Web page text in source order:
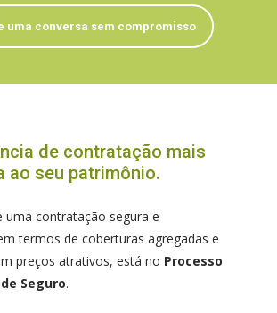
uma conversa sem compromisso
de contratação mais
ao seu patrimônio.
uma contratação segura e
termos de coberturas agregadas e
preços atrativos, está no Processo
Seguro.